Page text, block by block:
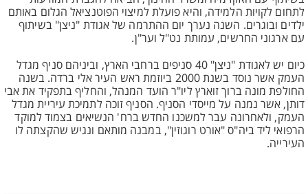
לתחום לקויות הלמידה, והיא פועלת למיצוי הפוטנציאל הגלום באותם
ילדים ובוגרים. השנה נערך יום ההתרמה של אגודת "ניצן" בשיתוף
עם ארגוני החרשים, עמותת נט"ל וער"ן.
כיום יש לאגודת "ניצן" 40 סניפים ברחבי הארץ, וביניהם סניף מגדל
העמק אשר נוסד בשנת 2000 ביוזמת ראש העיר אלי ברדה. בשנה
החולפת מונה ברוך זוארץ ליו"ר הועד המנהל, והחליף בתפקיד את אבי
דותן, אשר נמנה על מייסדי הסניף. הסניף זוכה לתמיכת עיריית מגדל
העמק, ולאחרונה עבר למשכנו החדש ברח' הנשיאים בצמוד למוקד
הרפואי ליד ביה"ס "אורט רוגוזין", במבנה מותאם ונגיש שהקצתה לו
העירייה.